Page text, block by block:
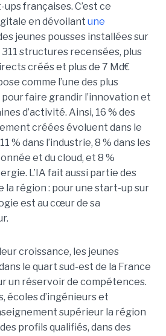
françaises. C’est ce
en dévoilant une
jeunes pousses installées sur
structures recensées, plus
créés et plus de 7 Md€
comme l’une des plus
faire grandir l’innovation et
d’activité. Ainsi, 16 % des
créées évoluent dans le
% dans l’industrie, 8 % dans les
et du cloud, et 8 %
L’IA fait aussi partie des
la région : pour une start-up sur
est au cœur de sa
croissance, les jeunes
le quart sud-est de la France
un réservoir de compétences.
écoles d’ingénieurs et
supérieur la région
profils qualifiés, dans des